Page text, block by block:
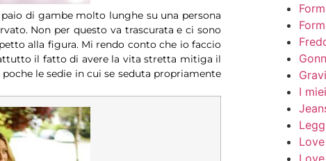
di gambe molto lunghe su una persona
Non per questo va trascurata e ci sono
alla figura. Mi rendo conto che io faccio
il fatto di avere la vita stretta mitiga il
le sedie in cui se seduta propriamente
I